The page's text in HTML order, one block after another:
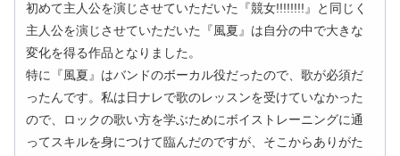
初めて主人公を演じさせていただいた『競女!!!!!!!!』と同じく
主人公を演じさせていただいた『風夏』は自分の中で大きな
変化を得る作品となりました。
特に『風夏』はバンドのボーカル役だったので、歌が必須だ
ったんです。私は日ナレで歌のレッスンを受けていなかった
ので、ロックの歌い方を学ぶためにボイストレーニングに通
ってスキルを身につけて臨んだのですが、そこからありがた